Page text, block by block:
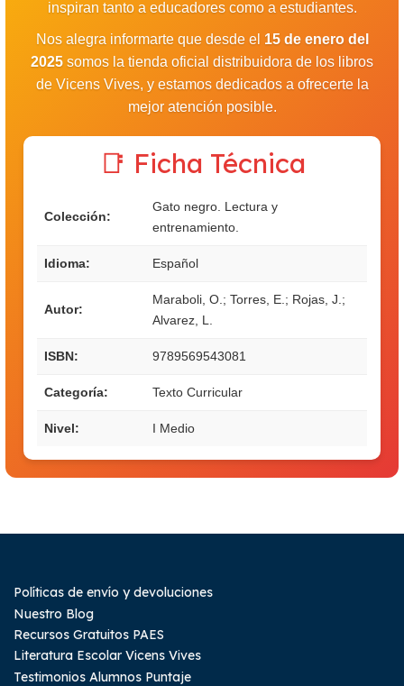
inspiran tanto a educadores como a estudiantes.
Nos alegra informarte que desde el 15 de enero del
2025 somos la tienda oficial distribuidora de los libros
de Vicens Vives, y estamos dedicados a ofrecerte la
mejor atención posible.
📑 Ficha Técnica
Colección:
Gato negro. Lectura y
entrenamiento.
Idioma: Español
Autor:
Maraboli, O.; Torres, E.; Rojas, J.;
Alvarez, L.
ISBN: 9789569543081
Categoría: Texto Curricular
Nivel: I Medio
Políticas de envío y devoluciones
Nuestro Blog
Recursos Gratuitos PAES
Literatura Escolar Vicens Vives
Testimonios Alumnos Puntaje